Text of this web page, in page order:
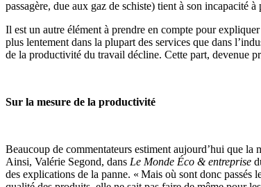
passagère, due aux gaz de schiste) tient à son incapacité
Il est un autre élément à prendre en compte pour
plus lentement dans la plupart des services que dans
de la productivité du travail décline. Cette part, devenue
Sur la mesure de la productivité
Beaucoup de commentateurs estiment aujourd’hui que
Ainsi, Valérie Segond, dans Le Monde Éco & entreprise
des explications de la panne. « Mais où sont donc